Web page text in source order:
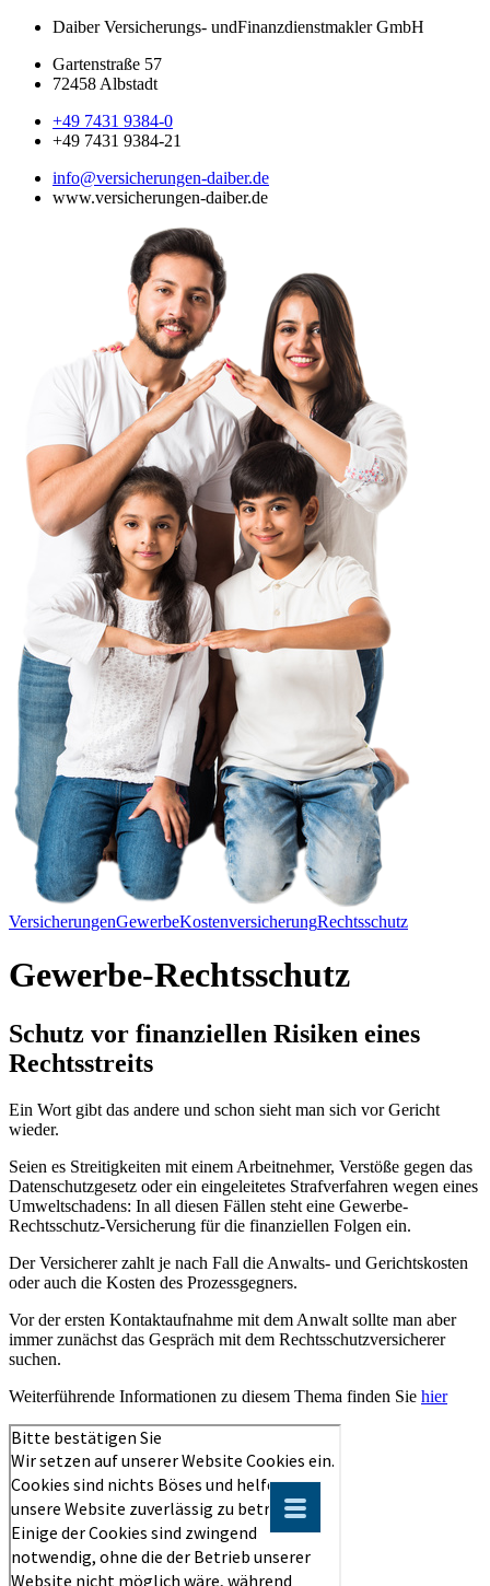
Daiber Versicherungs- undFinanzdienstmakler GmbH
Gartenstraße 57
72458 Albstadt
+49 7431 9384-0
+49 7431 9384-21
info@versicherungen-daiber.de
www.versicherungen-daiber.de
VersicherungenGewerbeKostenversicherungRechtsschutz
Gewerbe-Rechtsschutz
Schutz vor finanziellen Risiken eines
Rechtsstreits
Ein Wort gibt das andere und schon sieht man sich vor Gericht
wieder.
Seien es Streitigkeiten mit einem Arbeitnehmer, Verstöße gegen das
Datenschutzgesetz oder ein eingeleitetes Strafverfahren wegen eines
Umweltschadens: In all diesen Fällen steht eine Gewerbe-
Rechtsschutz-Versicherung für die finanziellen Folgen ein.
Der Versicherer zahlt je nach Fall die Anwalts- und Gerichtskosten
oder auch die Kosten des Prozessgegners.
Vor der ersten Kontaktaufnahme mit dem Anwalt sollte man aber
immer zunächst das Gespräch mit dem Rechtsschutzversicherer
suchen.
Weiterführende Informationen zu diesem Thema finden Sie hier